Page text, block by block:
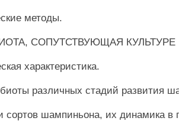
методы.
СОПУТСТВУЮЩАЯ
характеристика.
различных стадий развития
сортов шампиньона, их динамика в